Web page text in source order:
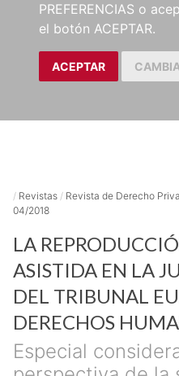
PREFERENCIAS o
el botón ACEPTAR.
ACEPTAR
/ Revistas / Revista de Derecho
04/2018
LA
ASISTIDA EN LA
DEL TRIBUNAL
DERECHOS
Especial